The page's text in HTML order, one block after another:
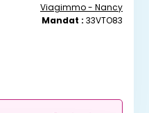
Viagimmo - Nancy
Mandat : 33VTO83